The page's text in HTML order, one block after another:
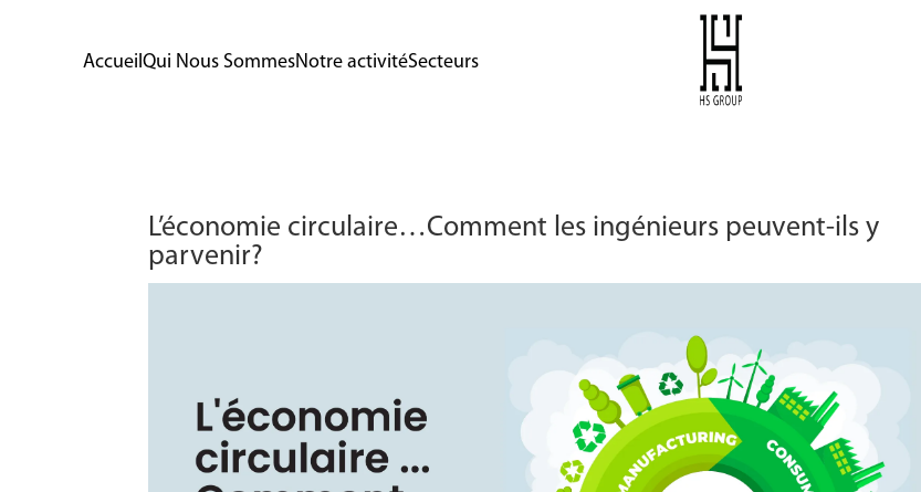
AccueilQui Nous SommesNotre activitéSecteurs
L’économie circulaire…Comment les ingénieurs peuvent-ils y
parvenir?